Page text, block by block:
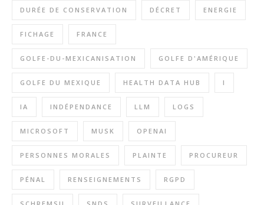
DURÉE DE CONSERVATION DÉCRET ENERGIE
FICHAGE FRANCE
GOLFE-DU-MEXICANISATION GOLFE D'AMÉRIQUE
GOLFE DU MEXIQUE HEALTH DATA HUB I
IA INDÉPENDANCE LLM LOGS
MICROSOFT MUSK OPENAI
PERSONNES MORALES PLAINTE PROCUREUR
PÉNAL RENSEIGNEMENTS RGPD